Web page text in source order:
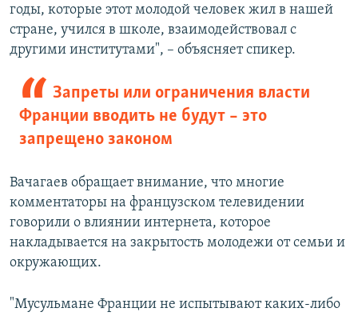
годы, которые этот молодой человек жил в нашей
стране, учился в школе, взаимодействовал с
другими институтами", – объясняет спикер.
Запреты или ограничения власти
Франции вводить не будут – это
запрещено законом
Вачагаев обращает внимание, что многие
комментаторы на французском телевидении
говорили о влиянии интернета, которое
накладывается на закрытость молодежи от семьи и
окружающих.
"Мусульмане Франции не испытывают каких-либо